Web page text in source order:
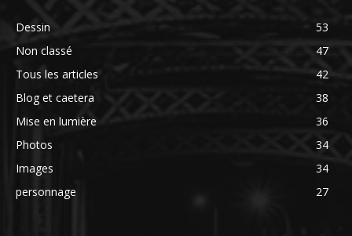
Dessin
53
Non classé
47
Tous les articles
42
Blog et caetera
38
Mise en lumière
36
Photos
34
Images
34
personnage
27